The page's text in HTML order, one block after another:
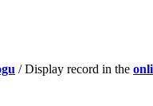
/ Display record in the